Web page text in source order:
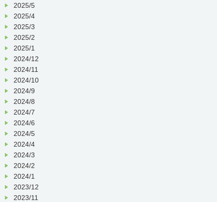
2025/5
2025/4
2025/3
2025/2
2025/1
2024/12
2024/11
2024/10
2024/9
2024/8
2024/7
2024/6
2024/5
2024/4
2024/3
2024/2
2024/1
2023/12
2023/11